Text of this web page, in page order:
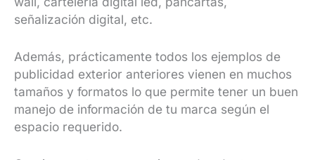
señalización digital, etc.
Además, prácticamente todos los ejemplos de
publicidad exterior anteriores vienen en muchos
tamaños y formatos lo que permite tener un buen
manejo de información de tu marca según el
espacio requerido.